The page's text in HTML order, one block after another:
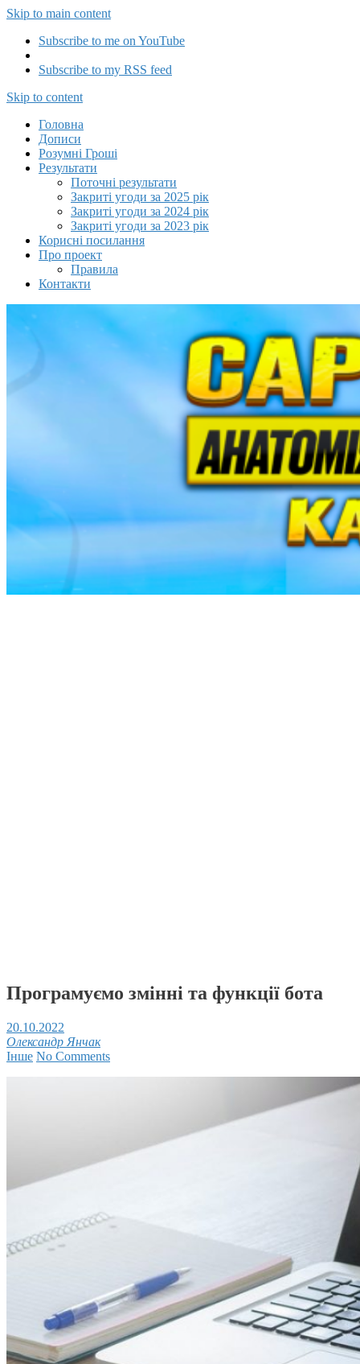
Skip to main content
Subscribe to me on YouTube
Subscribe to my RSS feed
Capitalizator UA
Skip to content
Головна
Дописи
Розумні Гроші
Результати
Поточні результати
Закриті угоди за 2025 рік
Закриті угоди за 2024 рік
Закриті угоди за 2023 рік
Корисні посилання
Про проект
Правила
Контакти
Програмуємо змінні та функції бота
20.10.2022
Олександр Янчак
Інше No Comments